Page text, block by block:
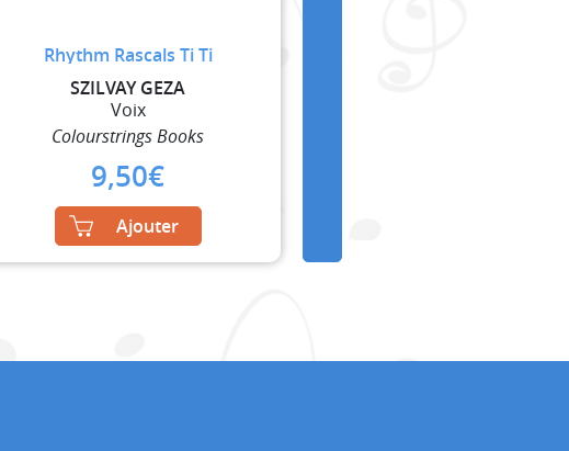
Rhythm Rascals Ti Ti
SZILVAY GEZA
Voix
Colourstrings Books
9,50€
Ajouter